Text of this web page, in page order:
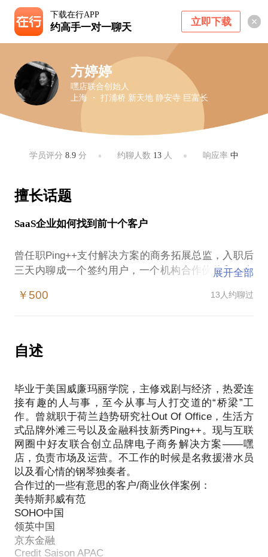
下载在行APP
约高手一对一聊天 立即下载
方婷婷
嘿店联合创始人
上海 ・ 打浦桥 新天地 静安寺 巨富长
学员评分8.9 分 约聊人数 13人 响应率 中
擅长话题
SaaS企业如何找到前十个客户
曾任职Ping++支付解决方案的商务拓展总监，入职后
三天内聊成一个签约用户，一个机构合作伙伴和一个
促成上百家企业级客户、市场合作伙伴及银行/支付机
触过的品牌公司也都顺势同时成为了嘿店的客户。
相对于可以用市场活动大规模导流的2C业务，2B的
方面，我认为我有一些经验总结可以小谈。
有关大方向：
在人生地不熟的初期，Saas公司的目标客户寻找从哪
几个方向入手。
如何在没有任何资源与人脉的情况下找到公司的目标
用户与有利的合作渠道。
如何自然不突兀得与不熟悉的间接关系/陌生人在正
式/非正式场合聊合作。
如何保持已有合作关系，逐步深入长期发展，多元化
得运用资源。
有关细节：
展开全部
￥500 13人约聊过
自述
毕业于美国威廉玛丽学院，主修戏剧与经济，热爱连
接有趣的人与事，至今从事与人打交道的“桥梁”工
作。曾就职于荷兰趋势研究社Out Of Office，生活方
式品牌外滩三号以及金融科技新秀Ping++。现与互联
网圈中好友联合创立品牌电子商务解决方案——嘿
店，负责市场及运营。不工作的时候是名救援潜水员
以及看心情的钢琴独奏者。
合作过的一些有意思的客户/商业伙伴案例：
美特斯邦威有范
SOHO中国
领英中国
京东金融
Credit Saison APAC